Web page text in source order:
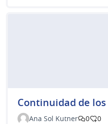
Continuidad de
Ana Sol Kutner
0 0